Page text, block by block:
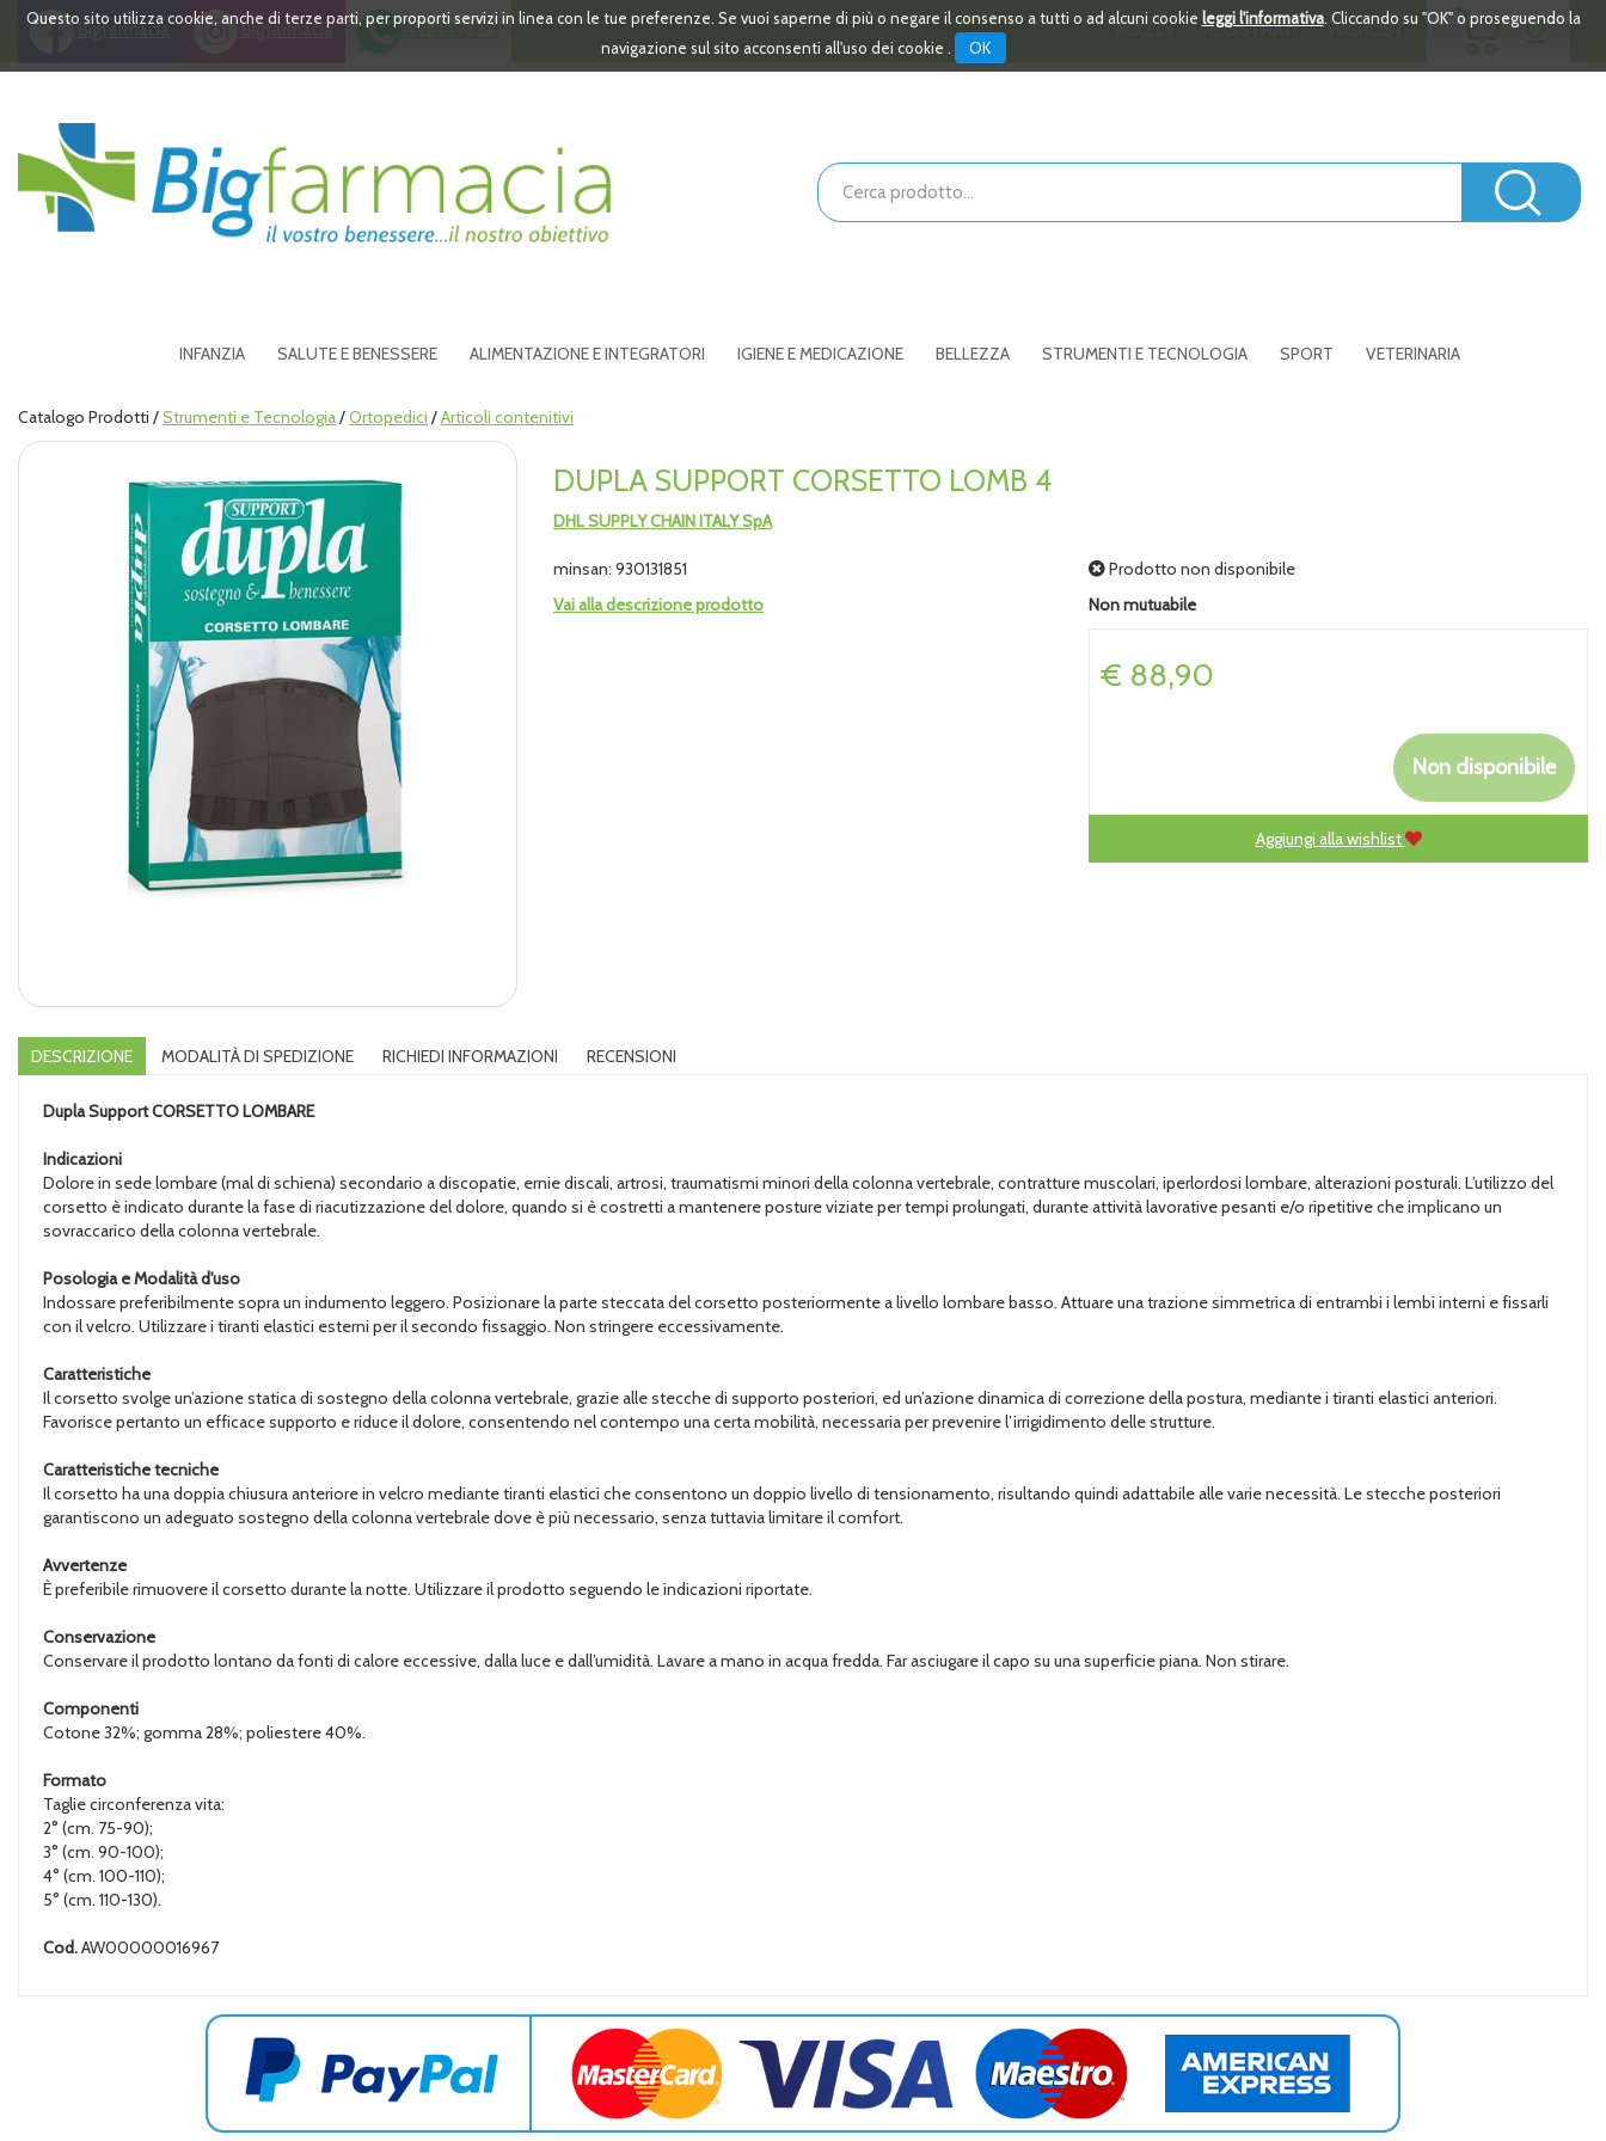
PassaQuesto sito utilizza cookie, anche di terze parti, per proporti servizi in linea con le tue preferenze. Se vuoi saperne di più o negare il consenso a tutti o ad alcuni cookie leggi l'informativa. Cliccando su "OK" o proseguendo la
navigazione sul sito acconsenti all'uso dei cookie .
OK
Bigfarmacia Bigfarmacia 391 3532473 ACCEDI REGISTRATI WISHLIST 0
ARTICOLI
Bigfarmacia
Cerca
Prodotto
INFANZIA SALUTE E BENESSERE ALIMENTAZIONE E INTEGRATORI IGIENE E MEDICAZIONE BELLEZZA STRUMENTI E TECNOLOGIA SPORT VETERINARIA
Catalogo Prodotti /Strumenti e Tecnologia/Ortopedici /Articoli contenitivi
DUPLA SUPPORT CORSETTO LOMB 4
DHL SUPPLY CHAIN ITALY SpA
minsan: 930131851
Vai alla descrizione prodotto
Prodotto non disponibile
Non mutuabile
Prezzo
€ 88,90
Non disponibile
Aggiungi alla wishlist
DESCRIZIONE MODALITÀ DI SPEDIZIONE RICHIEDI INFORMAZIONI RECENSIONI
Dupla SupportCORSETTO LOMBARE
Indicazioni
Dolore in sede lombare (mal di schiena) secondario a discopatie, ernie discali, artrosi, traumatismi minori della colonna vertebrale, contratture muscolari, iperlordosi lombare, alterazioni posturali. L’utilizzo del
corsetto è indicato durante la fase di riacutizzazione del dolore, quando si è costretti a mantenere posture viziate per tempi prolungati, durante attività lavorative pesanti e/o ripetitive che implicano un
sovraccarico della colonna vertebrale.
Posologia e Modalità d'uso
Indossare preferibilmente sopra un indumento leggero. Posizionare la parte steccata del corsetto posteriormente a livello lombare basso. Attuare una trazione simmetrica di entrambi i lembi interni e fissarli
con il velcro. Utilizzare i tiranti elastici esterni per il secondo fissaggio. Non stringere eccessivamente.
Caratteristiche
Il corsetto svolge un’azione statica di sostegno della colonna vertebrale, grazie alle stecche di supporto posteriori, ed un’azione dinamica di correzione della postura, mediante i tiranti elastici anteriori.
Favorisce pertanto un efficace supporto e riduce il dolore, consentendo nel contempo una certa mobilità, necessaria per prevenire l’irrigidimento delle strutture.
Caratteristiche tecniche
Il corsetto ha una doppia chiusura anteriore in velcro mediante tiranti elastici che consentono un doppio livello di tensionamento, risultando quindi adattabile alle varie necessità. Le stecche posteriori
garantiscono un adeguato sostegno della colonna vertebrale dove è più necessario, senza tuttavia limitare il comfort.
Avvertenze
È preferibile rimuovere il corsetto durante la notte. Utilizzare il prodotto seguendo le indicazioni riportate.
Conservazione
Conservare il prodotto lontano da fonti di calore eccessive, dalla luce e dall’umidità. Lavare a mano in acqua fredda. Far asciugare il capo su una superficie piana. Non stirare.
Componenti
Cotone 32%; gomma 28%; poliestere 40%.
Formato
Taglie circonferenza vita:
2° (cm. 75-90);
3° (cm. 90-100);
4° (cm. 100-110);
5° (cm. 110-130).
Cod.AW00000016967